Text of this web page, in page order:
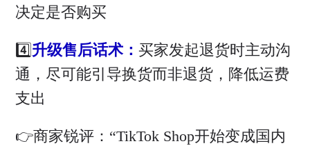
决定是否购买
4️⃣ 升级售后话术： 买家发起退货时主动沟
通，尽可能引导换货而非退货，降低运费
支出
👉商家锐评：“TikTok Shop开始变成国内